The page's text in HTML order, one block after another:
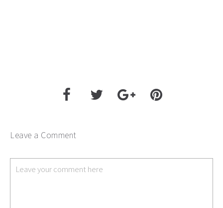
Leave a Comment